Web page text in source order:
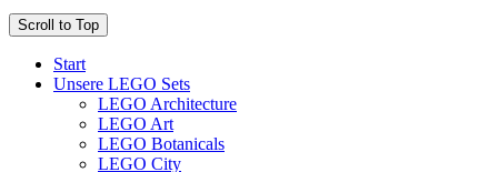
Scroll to Top
Start
Unsere LEGO Sets
LEGO Architecture
LEGO Art
LEGO Botanicals
LEGO City